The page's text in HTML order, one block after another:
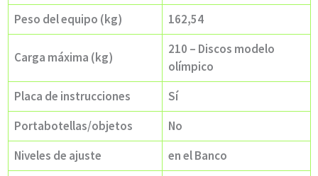
Peso del equipo (kg)
162,54
Carga máxima (kg)
210 – Discos modelo
olímpico
Placa de instrucciones
Sí
Portabotellas/objetos
No
Niveles de ajuste
en el Banco